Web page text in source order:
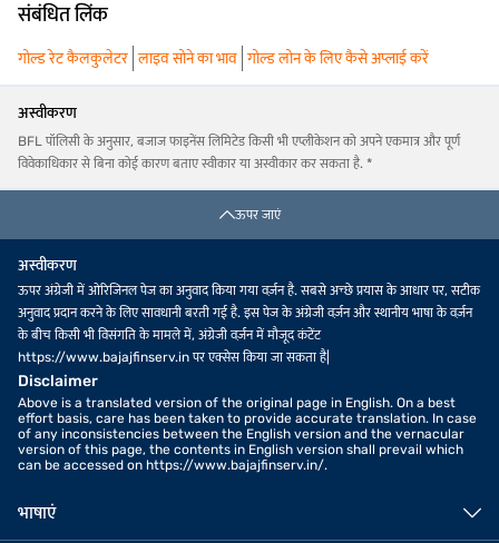
संबंधित लिंक
गोल्ड रेट कैलकुलेटर लाइव सोने का भाव गोल्ड लोन के लिए कैसे अप्लाई करें
अस्वीकरण
BFL पॉलिसी के अनुसार, बजाज फाइनेंस लिमिटेड किसी भी एप्लीकेशन को अपने एकमात्र और पूर्ण
विवेकाधिकार से बिना कोई कारण बताए स्वीकार या अस्वीकार कर सकता है. *
ऊपर जाएं
अस्वीकरण
ऊपर अंग्रेजी में ओरिजिनल पेज का अनुवाद किया गया वर्ज़न है. सबसे अच्छे प्रयास के आधार पर, सटीक
अनुवाद प्रदान करने के लिए सावधानी बरती गई है. इस पेज के अंग्रेजी वर्ज़न और स्थानीय भाषा के वर्ज़न
के बीच किसी भी विसंगति के मामले में, अंग्रेजी वर्ज़न में मौजूद कंटेंट
https://www.bajajfinserv.in पर एक्सेस किया जा सकता है|
Disclaimer
Above is a translated version of the original page in English. On a best
effort basis, care has been taken to provide accurate translation. In case
of any inconsistencies between the English version and the vernacular
version of this page, the contents in English version shall prevail which
can be accessed on https://www.bajajfinserv.in/.
भाषाएं